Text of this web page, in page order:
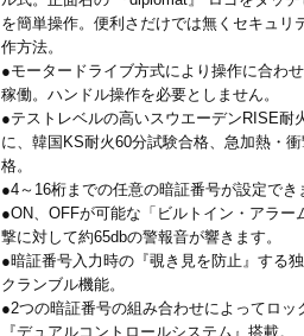
を簡単操作。便利さだけでは無くセキュリ
作方法。
●モータードライブ方式により操作に合わ
稼働。ハンドル操作を必要としません。
●テストレベルの高いスウエーデンRISE耐
に、韓国KS耐火60分試験合格、急加熱・
格。
●4～16桁までの任意の暗証番号が設定でき
●ON、OFFが可能な「ビルトイン・アラー
撃に対して約65dbの警報音が響きます。
●暗証番号入力時の『覗き見を防止』する
クランブル機能。
●2つの暗証番号の組み合わせによってロッ
『デュアルコントロールシステム』搭載。